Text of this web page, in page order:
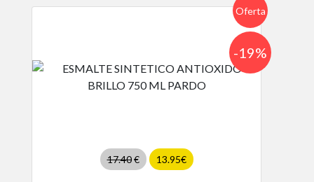
Oferta
17.40€ 13.95€
-19%